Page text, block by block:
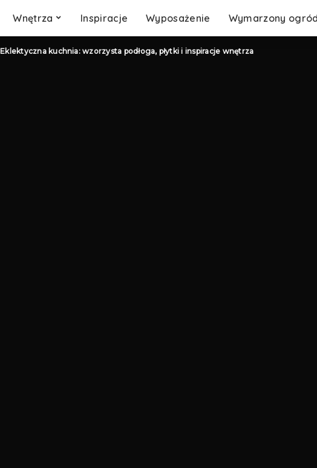
Wnętrza Inspiracje Wyposażenie Wymarzony
Eklektyczna kuchnia: wzorzysta podłoga, płytki i inspiracje wnętrza